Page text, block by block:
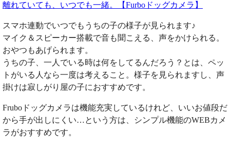
離れていても、いつでも一緒。【Furboドッグカメラ】
スマホ連動でいつでもうちの子の様子が見られます♪
マイク＆スピーカー搭載で音も聞こえる、声をかけられる。
おやつもあげられます。
うちの子、一人でいる時は何をしてるんだろう？とは、ペッ
トがいる人なら一度は考えること。様子を見られますし、声
掛けは寂しがり屋の子におすすめです。
Fruboドッグカメラは機能充実しているけれど、いいお値段だ
から手が出しにくい…という方は、シンプル機能のWEBカメ
ラがおすすめです。